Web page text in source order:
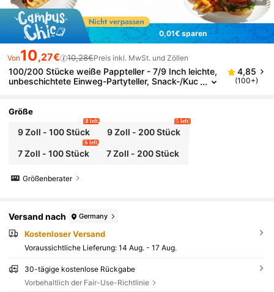
0,01€ sparen
Von10,27€ 10,28€Preis inkl. MwSt. und Zöllen
100/200 Stücke weiße Pappteller - 7/9 Inch leichte,
unbeschichtete Einweg-Partyteller, Snack-/Kuc
und Desserts
4,85
(100+)
Größe
9 Zoll - 100 Stück
8 left
9 Zoll - 200 Stück
5 left
7 Zoll - 100 Stück
6 left
7 Zoll - 200 Stück
Größenberater
Versand nach Germany
Kostenloser Versand
Voraussichtliche Lieferung: 14 Aug. - 17 Aug.
30-tägige kostenlose Rückgabe
Vorbehaltlich der Fair-Use-Richtlinie